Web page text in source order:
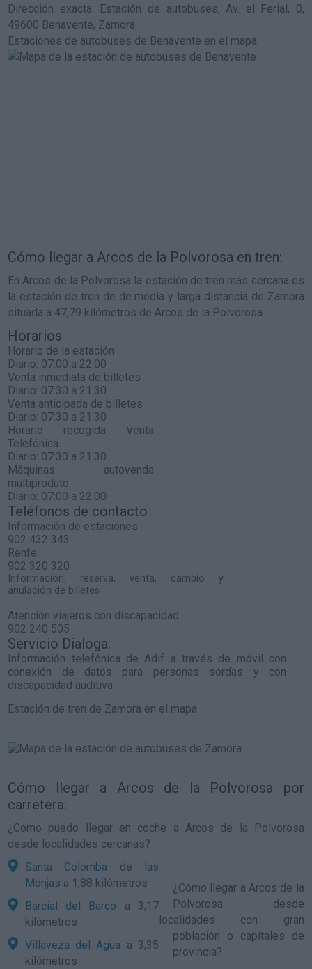
Dirección exacta: Estación de autobuses, Av. el Ferial, 0,
49600 Benavente, Zamora
Estaciones de autobuses de Benavente en el mapa:
Cómo llegar a Arcos de la Polvorosa en tren:
En Arcos de la Polvorosa la estación de tren más cercana es
la estación de tren de de media y larga distancia de Zamora
situada a 47,79 kilómetros de Arcos de la Polvorosa.
Horarios
Horario de la estación
Diario: 07:00 a 22:00
Venta inmediata de billetes
Diario: 07:30 a 21:30
Venta anticipada de billetes
Diario: 07:30 a 21:30
Horario recogida Venta
Telefónica
Diario: 07:30 a 21:30
Máquinas autovenda
multiproduto
Diario: 07:00 a 22:00
Teléfonos de contacto
Información de estaciones
902 432 343
Renfe:
902 320 320
Información, reserva, venta, cambio y
anulación de billetes
Atención viajeros con discapacidad
902 240 505
Servicio Dialoga:
Información telefónica de Adif a través de móvil con
conexión de datos para personas sordas y con
discapacidad auditiva.
Estación de tren de Zamora en el mapa
Cómo llegar a Arcos de la Polvorosa por
carretera:
¿Como puedo llegar en coche a Arcos de la Polvorosa
desde localidades cercanas?
Santa Colomba de las
Monjas a 1,88 kilómetros
Barcial del Barco a 3,17
kilómetros
Villaveza del Agua a 3,35
kilómetros
¿ Cómo llegar a Arcos de la
Polvorosa desde
localidades con gran
población o capitales de
provincia?